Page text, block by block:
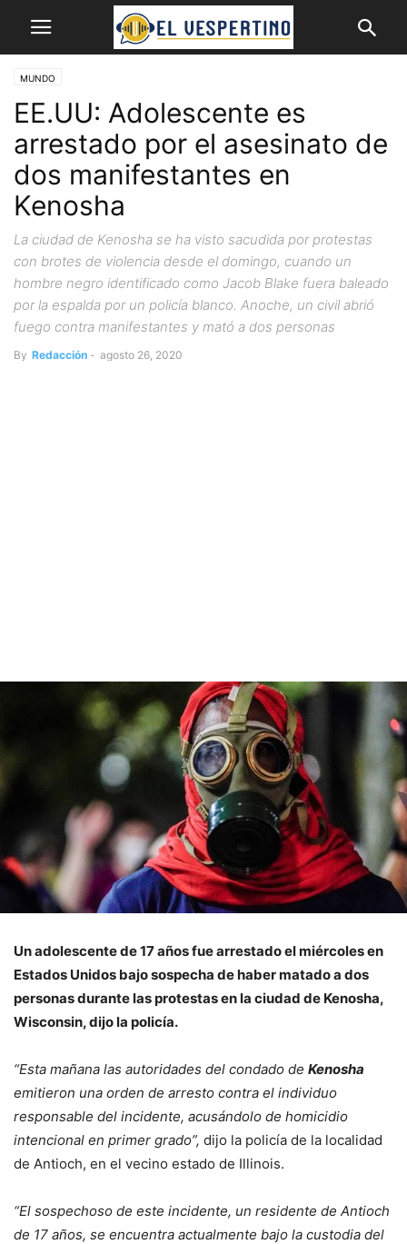
MUNDO
EE.UU: Adolescente es
arrestado por el asesinato de
dos manifestantes en
Kenosha
La ciudad de Kenosha se ha visto sacudida por protestas
con brotes de violencia desde el domingo, cuando un
hombre negro identificado como Jacob Blake fuera baleado
por la espalda por un policía blanco. Anoche, un civil abrió
fuego contra manifestantes y mató a dos personas
By Redacción - agosto 26, 2020
Un adolescente de 17 años fue arrestado el miércoles en
Estados Unidos bajo sospecha de haber matado a dos
personas durante las protestas en la ciudad de Kenosha,
Wisconsin, dijo la policía.
“Esta mañana las autoridades del condado de Kenosha
emitieron una orden de arresto contra el individuo
responsable del incidente, acusándolo de homicidio
intencional en primer grado”, dijo la policía de la localidad
de Antioch, en el vecino estado de Illinois.
“El sospechoso de este incidente, un residente de Antioch
de 17 años, se encuentra actualmente bajo la custodia del